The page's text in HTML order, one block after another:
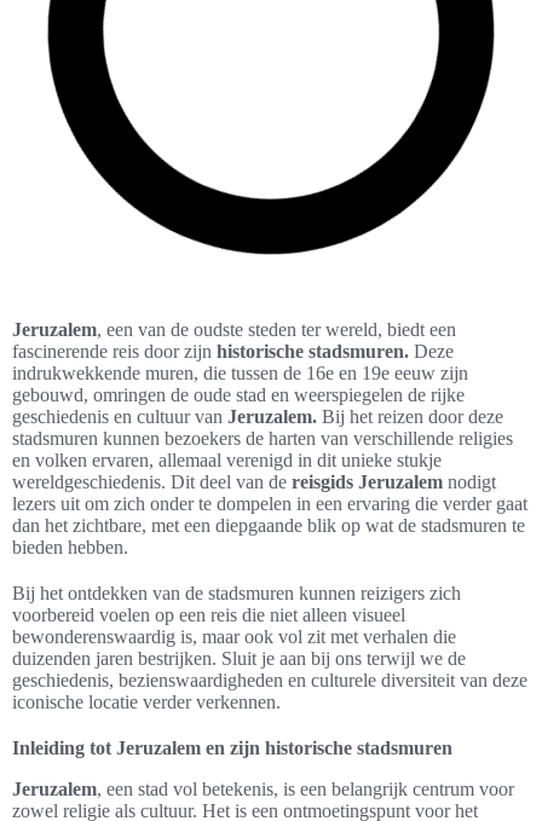
Jeruzalem, een van de oudste steden ter wereld, biedt een
fascinerende reis door zijn historische stadsmuren. Deze
indrukwekkende muren, die tussen de 16e en 19e eeuw zijn
gebouwd, omringen de oude stad en weerspiegelen de rijke
geschiedenis en cultuur van Jeruzalem. Bij het reizen door deze
stadsmuren kunnen bezoekers de harten van verschillende religies
en volken ervaren, allemaal verenigd in dit unieke stukje
wereldgeschiedenis. Dit deel van de reisgids Jeruzalem nodigt
lezers uit om zich onder te dompelen in een ervaring die verder gaat
dan het zichtbare, met een diepgaande blik op wat de stadsmuren te
bieden hebben.
Bij het ontdekken van de stadsmuren kunnen reizigers zich
voorbereid voelen op een reis die niet alleen visueel
bewonderenswaardig is, maar ook vol zit met verhalen die
duizenden jaren bestrijken. Sluit je aan bij ons terwijl we de
geschiedenis, bezienswaardigheden en culturele diversiteit van deze
iconische locatie verder verkennen.
Inleiding tot Jeruzalem en zijn historische stadsmuren
Jeruzalem, een stad vol betekenis, is een belangrijk centrum voor
zowel religie als cultuur. Het is een ontmoetingspunt voor het